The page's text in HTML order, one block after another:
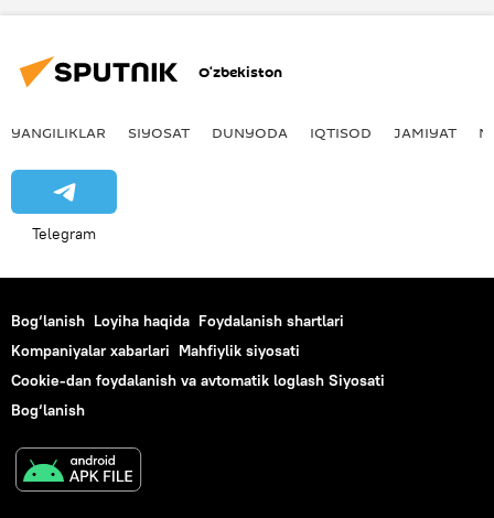
O‘zbekiston
YANGILIKLAR SIYOSAT DUNYODA IQTISOD JAMIYAT
Telegram
Bog‘lanish Loyiha haqida Foydalanish shartlari
Kompaniyalar xabarlari Mahfiylik siyosati
Cookie-dan foydalanish va avtomatik loglash Siyosati
Bog‘lanish